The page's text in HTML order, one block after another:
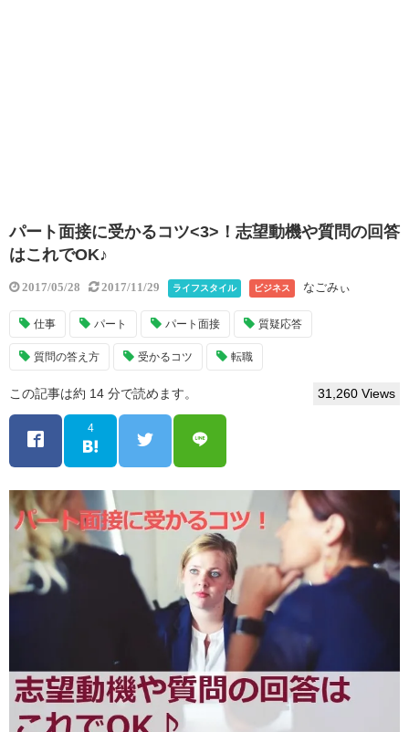
パート面接に受かるコツ<3>！志望動機や質問の回答
はこれでOK♪
2017/05/28 2017/11/29 ライフスタイル ビジネス なごみぃ
仕事 パート パート面接 質疑応答
質問の答え方 受かるコツ 転職
この記事は約 14 分で読めます。 31,260 Views
4